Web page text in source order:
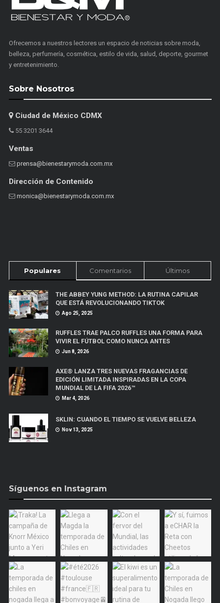
Ofrecemos a nuestros lectores un espacio de noticias sobre moda,
belleza, perfumería, cosmética, estilo de vida, salud, deporte, gourmet
y entretenimiento.
Sobre Nosotros
Ciudad de México CDMX
55 3201 3644
Ventas
prensa@bienestarymoda.com.mx
Dirección de Contenido
monica@bienestarymoda.com.mx
Populares Comentarios Últimos
THE ABBEY YUNG METHOD: LA RUTINA CAPILAR
QUE ESTÁ REVOLUCIONANDO TIKTOK
Ago 25, 2025
RUFFLES TRAE PALCO RUFFLES UNA FORMA PARA
VIVIR EL FÚTBOL COMO NUNCA ANTES
Jun 8, 2026
AXE® LANZA TRES NUEVAS FRAGANCIAS DE
EDICIÓN LIMITADA INSPIRADAS EN LA COPA
MUNDIAL DE LA FIFA 2026™
Mar 4, 2026
SKLIN: CUANDO EL TIEMPO SE VUELVE BELLEZA
Nov 13, 2025
Síguenos en Instagram